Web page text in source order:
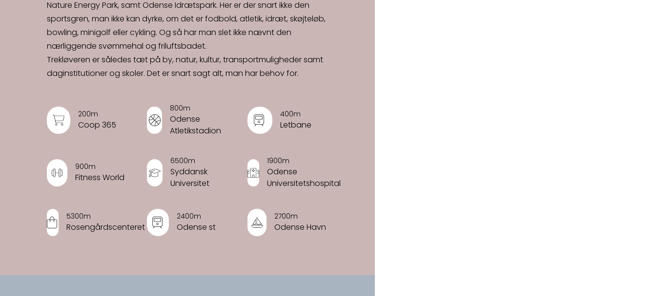
Nature Energy Park, samt Odense Idrætspark. Her er der snart ikke den
sportsgren, man ikke kan dyrke, om det er fodbold, atletik, idræt, skøjteløb,
bowling, minigolf eller cykling. Og så har man slet ikke nævnt den
nærliggende svømmehal og friluftsbadet.
Trekløveren er således tæt på by, natur, kultur, transportmuligheder samt
daginstitutioner og skoler. Det er snart sagt alt, man har behov for.
200m
Coop 365
800m
Odense
Atletikstadion
400m
Letbane
900m
Fitness World
6500m
Syddansk
Universitet
1900m
Odense
Universitetshospital
5300m
Rosengårdscenteret
2400m
Odense st
2700m
Odense Havn